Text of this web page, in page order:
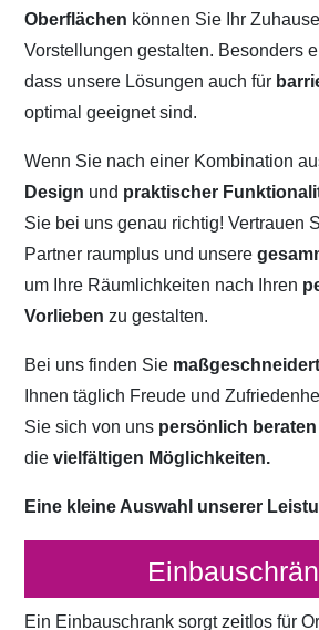
Oberflächen können Sie Ihr
Vorstellungen gestalten. Besonders
dass unsere Lösungen auch für
optimal geeignet sind.
Wenn Sie nach einer Kombination
Design und praktischer
Sie bei uns genau richtig! Vertrauen
Partner raumplus und unsere
um Ihre Räumlichkeiten nach Ihren
Vorliebenzu gestalten.
Bei uns finden Sie
Ihnen täglich Freude und
Sie sich von uns persönlich beraten
dievielfältigen Möglichkeiten.
Eine kleine Auswahl unserer
Ein Einbauschrank sorgt zeitlos für